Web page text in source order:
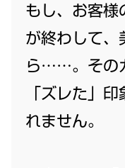
もし、お客様
が終わして、
ら……。その
「ズレた」
れません。